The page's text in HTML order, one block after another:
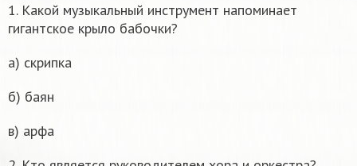
1. Какой музыкальный инструмент напоминает
гигантское крыло бабочки?
а) скрипка
б) баян
в) арфа